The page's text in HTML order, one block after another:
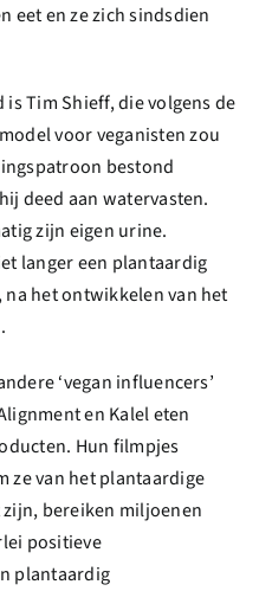
eet en ze zich sindsdien
Tim Shieff, die volgens de
voor veganisten zou
bestond
deed aan watervasten.
zijn eigen urine.
langer een plantaardig
het ontwikkelen van het
‘vegan influencers’
en Kalel eten
Hun filmpjes
ze van het plantaardige
bereiken miljoenen
positieve
plantaardig